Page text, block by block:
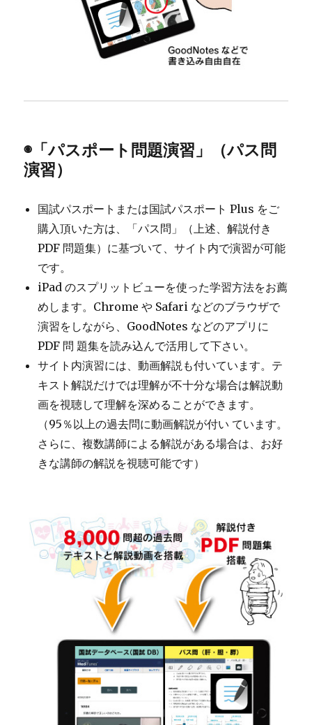
◉「パスポート問題演習」（パス問
演習）
国試パスポートまたは国試パスポート Plus をご
購入頂いた方は、「パス問」（上述、解説付き
PDF 問題集）に基づいて、サイト内で演習が可能
です。
iPad のスプリットビューを使った学習方法をお薦
めします。Chrome や Safari などのブラウザで
演習をしながら、GoodNotes などのアプリに
PDF 問 題集を読み込んで活用して下さい。
サイト内演習には、動画解説も付いています。テ
キスト解説だけでは理解が不十分な場合は解説動
画を視聴して理解を深めることができます。
（95％以上の過去問に動画解説が付い ています。
さらに、複数講師による解説がある場合は、お好
きな講師の解説を視聴可能です）